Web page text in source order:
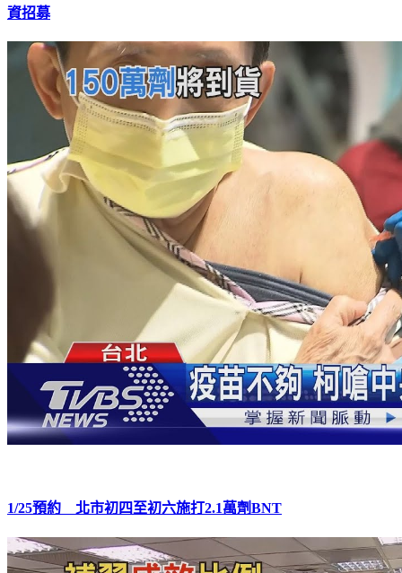
資招募
1/25預約 北市初四至初六施打2.1萬劑BNT